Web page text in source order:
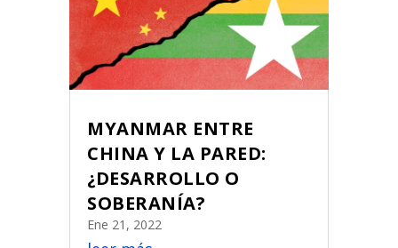
MYANMAR ENTRE
CHINA Y LA PARED:
¿DESARROLLO O
SOBERANÍA?
Ene 21, 2022